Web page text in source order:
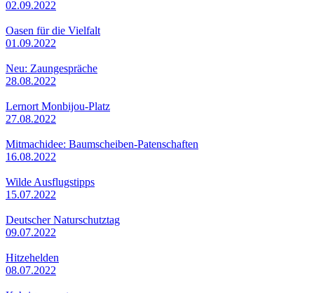
02.09.2022
Oasen für die Vielfalt
01.09.2022
Neu: Zaungespräche
28.08.2022
Lernort Monbijou-Platz
27.08.2022
Mitmachidee: Baumscheiben-Patenschaften
16.08.2022
Wilde Ausflugstipps
15.07.2022
Deutscher Naturschutztag
09.07.2022
Hitzehelden
08.07.2022